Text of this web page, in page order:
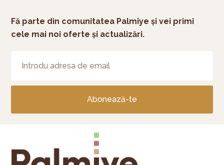
Fă parte din comunitatea Palmiye și vei primi
cele mai noi oferte și actualizări.
Abonează-te